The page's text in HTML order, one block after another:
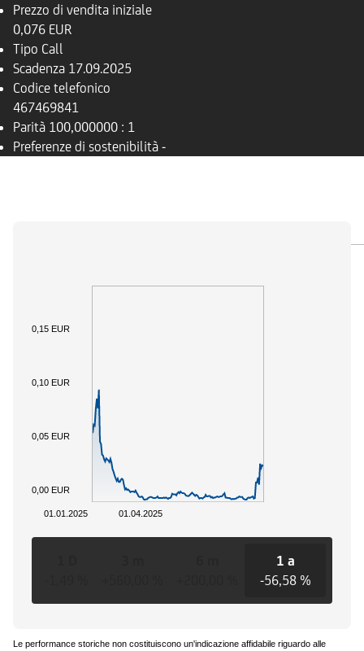
Prezzo di vendita iniziale
0,076 EUR
Tipo Call
Scadenza 17.09.2025
Codice telefonico
467469841
Parità 100,000000 : 1
Preferenze di sostenibilità -
01.04.2025
01.01.2025
0,00 EUR
0,05 EUR
0,10 EUR
0,15 EUR
1 a
-56,58 %
Le performance storiche non costituiscono un'indicazione affidabile riguardo alle